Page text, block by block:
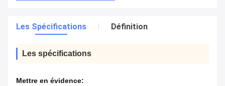
Les Spécifications Définition
Les spécifications
Mettre en évidence: